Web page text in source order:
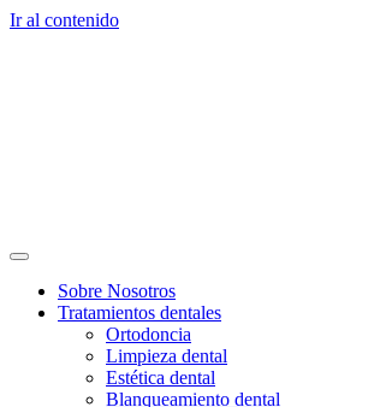
Ir al contenido
Sobre Nosotros
Tratamientos dentales
Ortodoncia
Limpieza dental
Estética dental
Blanqueamiento dental